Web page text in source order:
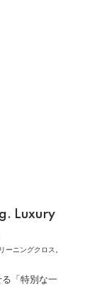
Luxury
ニングクロス。
「特別な一